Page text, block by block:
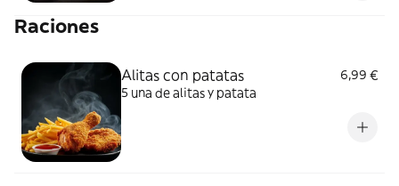
Raciones
Alitas con patatas
6,99 €
5 una de alitas y patata